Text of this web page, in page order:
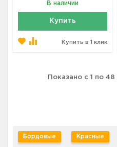
В наличии
Купить
Купить в 1 клик
Показано с 1 по
Бордовые Красные